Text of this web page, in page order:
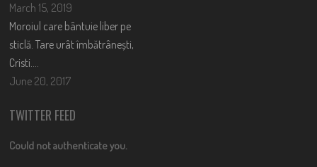
March 15, 2019
Moroiul care bântuie liber pe
sticlă. Tare urât îmbătrânești,
Cristi….
June 20, 2017
TWITTER FEED
Could not authenticate you.